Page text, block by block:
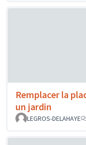
Remplacer la
un jardin
LEGROS-DELAHAYE